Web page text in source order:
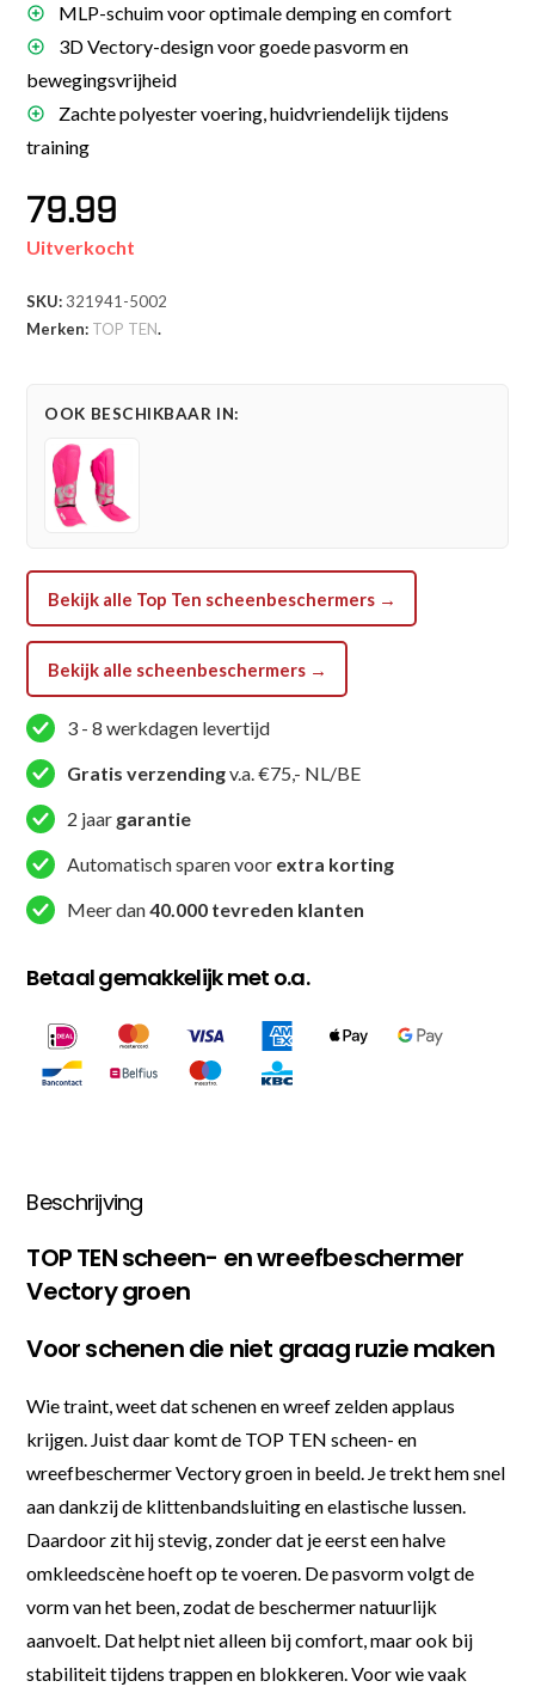
MLP-schuim voor optimale demping en comfort
3D Vectory-design voor goede pasvorm en
bewegingsvrijheid
Zachte polyester voering, huidvriendelijk tijdens
training
79.99
Uitverkocht
SKU: 321941-5002
Merken: TOP TEN.
OOK BESCHIKBAAR IN:
Bekijk alle Top Ten scheenbeschermers →
Bekijk alle scheenbeschermers →
3 - 8 werkdagen levertijd
Gratis verzendingv.a. €75,- NL/BE
2 jaar garantie
Automatisch sparen voor extra korting
Meer dan40.000 tevreden klanten
Betaal gemakkelijk met o.a.
Beschrijving
TOP TEN scheen- en wreefbeschermer
Vectory groen
Voor schenen die niet graag ruzie maken
Wie traint, weet dat schenen en wreef zelden applaus
krijgen. Juist daar komt de TOP TEN scheen- en
wreefbeschermer Vectory groen in beeld. Je trekt hem snel
aan dankzij de klittenbandsluiting en elastische lussen.
Daardoor zit hij stevig, zonder dat je eerst een halve
omkleedscène hoeft op te voeren. De pasvorm volgt de
vorm van het been, zodat de beschermer natuurlijk
aanvoelt. Dat helpt niet alleen bij comfort, maar ook bij
stabiliteit tijdens trappen en blokkeren. Voor wie vaak